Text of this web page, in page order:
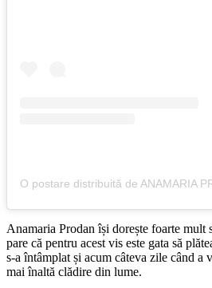
Anamaria Prodan își dorește foarte mult
pare că pentru acest vis este gata să
s-a întâmplat și acum câteva zile când a
mai înaltă clădire din lume.